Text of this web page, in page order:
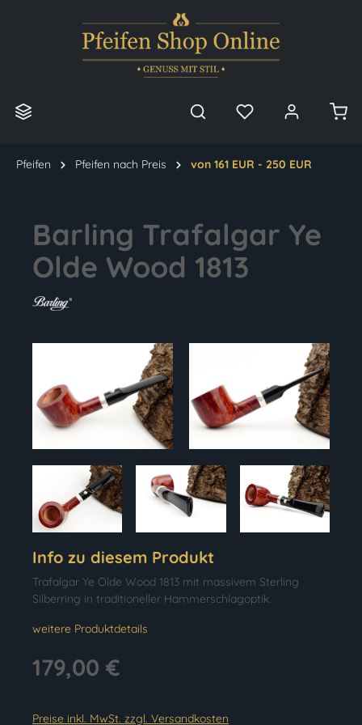
Pfeifen Pfeifen nach Preis von 161 EUR - 250 EUR
Barling Trafalgar Ye
Olde Wood 1813
Info zu diesem Produkt
Trafalgar Ye Olde Wood 1813 mit massivem Sterling
Silberring in traditioneller Hammerschlagoptik.
weitere Produktdetails
179,00 €
Preise inkl. MwSt. zzgl. Versandkosten